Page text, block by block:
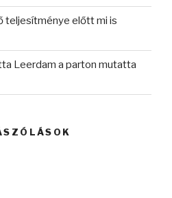
teljesítménye előtt mi is
Leerdam a parton mutatta